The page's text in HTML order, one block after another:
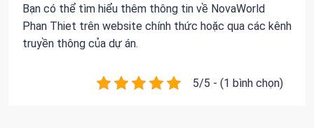
Bạn có thể tìm hiểu thêm thông tin về NovaWorld
Phan Thiet trên website chính thức hoặc qua các kênh
truyền thông của dự án.
5/5 - (1 bình chọn)